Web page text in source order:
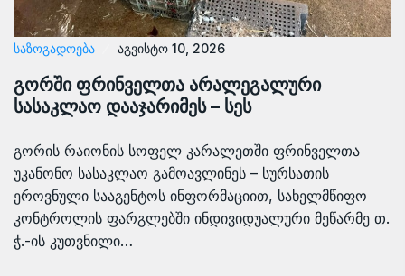
ᲡᲐᲖᲝᲒᲐᲓᲝᲔᲑᲐ აგვისტო 10, 2026
გორში ფრინველთა არალეგალური
სასაკლაო დააჯარიმეს – სეს
გორის რაიონის სოფელ კარალეთში ფრინველთა
უკანონო სასაკლაო გამოავლინეს – სურსათის
ეროვნული სააგენტოს ინფორმაციით, სახელმწიფო
კონტროლის ფარგლებში ინდივიდუალური მეწარმე თ.
ჭ.-ის კუთვნილი…